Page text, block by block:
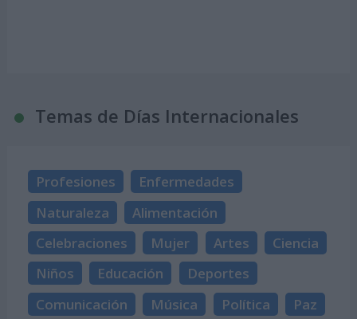
Temas de Días Internacionales
Profesiones
Enfermedades
Naturaleza
Alimentación
Celebraciones
Mujer Artes
Ciencia
Niños
Educación
Deportes
Comunicación
Música Política Paz